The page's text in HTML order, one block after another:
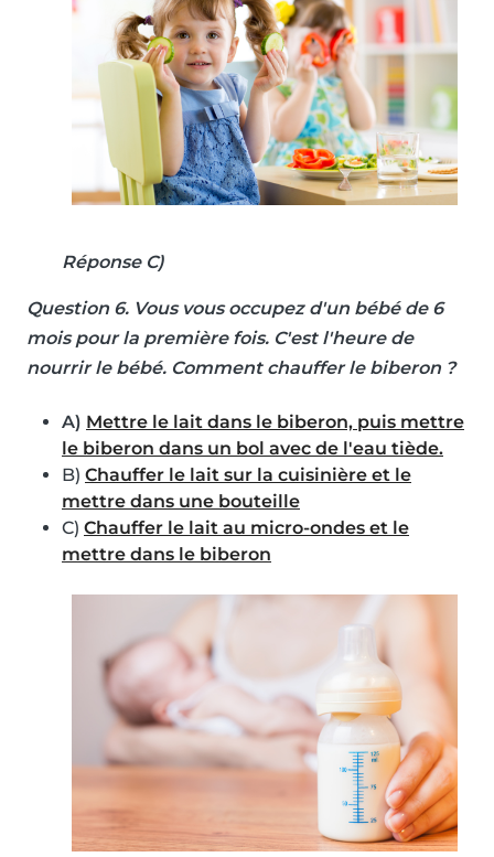
Réponse C)
Question 6. Vous vous occupez d'un bébé de 6
mois pour la première fois. C'est l'heure de
nourrir le bébé. Comment chauffer le biberon ?
A) Mettre le lait dans le biberon, puis mettre
le biberon dans un bol avec de l'eau tiède.
B) Chauffer le lait sur la cuisinière et le
mettre dans une bouteille
C) Chauffer le lait au micro-ondes et le
mettre dans le biberon